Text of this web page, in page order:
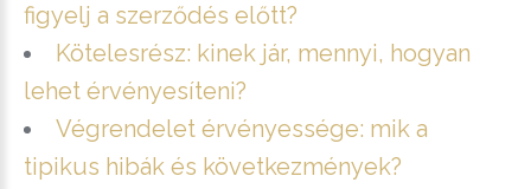
figyelj a szerződés előtt?
Kötelesrész: kinek jár, mennyi, hogyan
lehet érvényesíteni?
Végrendelet érvényessége: mik a
tipikus hibák és következmények?